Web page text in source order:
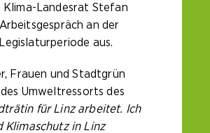
Klima-Landesrat Stefan
an der
aus.
Frauen und Stadtgrün
Umweltressorts des
für Linz arbeitet. Ich
Klimaschutz in Linz